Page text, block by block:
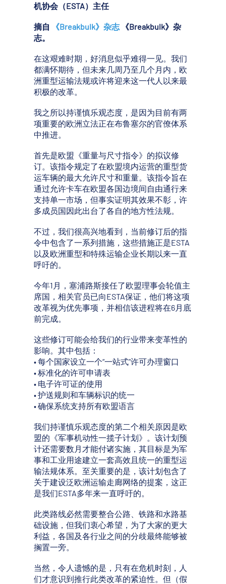
机协会（ESTA）主任
摘自 《Breakbulk》杂志 《Breakbulk》杂
志。
在这艰难时期，好消息似乎难得一见。我们
都满怀期待，但未来几周乃至几个月内，欧
洲重型运输法规或许将迎来这一代人以来最
积极的改革。
我之所以持谨慎乐观态度，是因为目前有两
项重要的欧洲立法正在布鲁塞尔的官僚体系
中推进。
首先是欧盟《重量与尺寸指令》的拟议修
订。该指令规定了在欧盟境内运营的重型货
运车辆的最大允许尺寸和重量。该指令旨在
通过允许卡车在欧盟各国边境间自由通行来
支持单一市场，但事实证明其效果不彰，许
多成员国因此出台了各自的地方性法规。
不过，我们很高兴地看到，当前修订后的指
令中包含了一系列措施，这些措施正是ESTA
以及欧洲重型和特殊运输企业长期以来一直
呼吁的。
今年1月，塞浦路斯接任了欧盟理事会轮值主
席国，相关官员已向ESTA保证，他们将这项
改革视为优先事项，并相信该进程将在6月底
前完成。
这些修订可能会给我们的行业带来变革性的
影响。其中包括：
• 每个国家设立一个“一站式”许可办理窗口
• 标准化的许可申请表
• 电子许可证的使用
• 护送规则和车辆标识的统一
• 确保系统支持所有欧盟语言
我们持谨慎乐观态度的第二个相关原因是欧
盟的《军事机动性一揽子计划》。该计划预
计还需要数月才能付诸实施，其目标是为军
事和工业用途建立一套高效且统一的重型运
输法规体系。至关重要的是，该计划包含了
关于建设泛欧洲运输走廊网络的提案，这正
是我们ESTA多年来一直呼吁的。
此类路线必然需要整合公路、铁路和水路基
础设施，但我们衷心希望，为了大家的更大
利益，各国及各行业之间的分歧最终能够被
搁置一旁。
当然，令人遗憾的是，只有在危机时刻，人
们才意识到推行此类改革的紧迫性。但（假